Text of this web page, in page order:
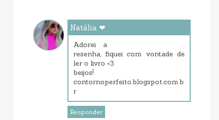
Natália ❤
Adorei a
resenha, fiquei com vontade de
ler o livro <3
beijos!
contornoperfeito.blogspot.com.b
r
Responder